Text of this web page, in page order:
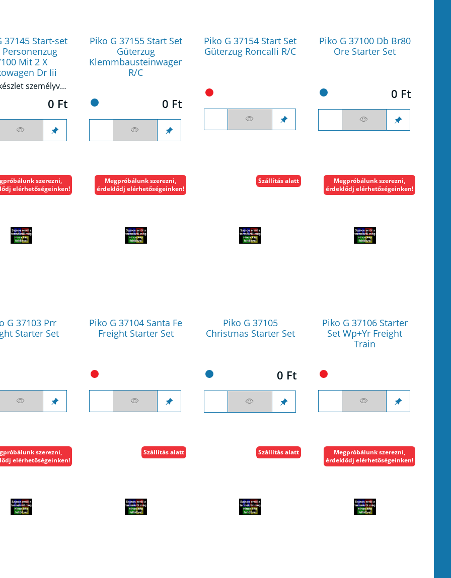
37145 Start-set
Personenzug
Mit 2 X
Dr Iii
Kezdőkészlet személyvonattal.
0 Ft
Piko G 37155 Start Set
Güterzug
Klemmbausteinwagen
R/C
0 Ft
Piko G 37154 Start Set
Güterzug Roncalli R/C
Piko G 37100 Db Br80
Ore Starter Set
0 Ft
G 37103 Prr
Starter Set
szerezni,
elérhetőségeinken!
Piko G 37104 Santa Fe
Freight Starter Set
Megpróbálunk szerezni,
érdeklődj elérhetőségeinken!
Piko G 37105
Christmas Starter Set
Szállítás alatt
0 Ft
Piko G 37106 Starter
Set Wp+Yr Freight
Train
Megpróbálunk szerezni,
érdeklődj elérhetőségeinken!
szerezni,
elérhetőségeinken!
Szállítás alatt Szállítás alatt
Megpróbálunk szerezni,
érdeklődj elérhetőségeinken!